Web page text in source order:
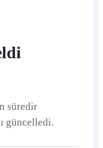
süredir
güncelledi.